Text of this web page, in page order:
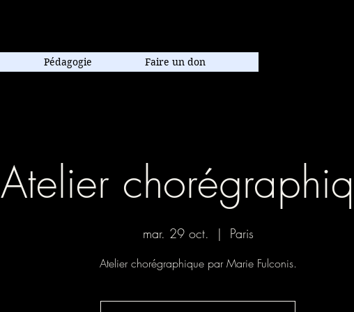
Pédagogie Faire un don
Atelier
mar. 29 oct.
  |
Paris
Atelier chorégraphique par Marie Fulconis.